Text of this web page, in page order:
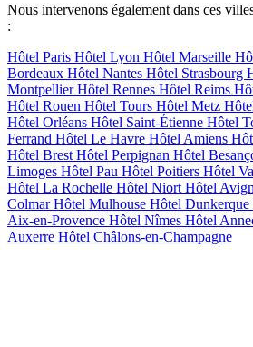
Nous intervenons également dans ces
:
Hôtel Paris Hôtel Lyon Hôtel Marseille
Bordeaux Hôtel Nantes Hôtel Strasbourg
MontpellierHôtel Rennes Hôtel Reims
Hôtel Rouen Hôtel Tours Hôtel Metz
Hôtel Orléans Hôtel Saint-Étienne Hôtel
Ferrand Hôtel Le Havre Hôtel Amiens
Hôtel Brest Hôtel Perpignan Hôtel
Limoges Hôtel Pau Hôtel Poitiers Hôtel
Hôtel La Rochelle Hôtel Niort Hôtel
ColmarHôtel Mulhouse Hôtel Dunkerque
Aix-en-Provence Hôtel Nîmes Hôtel
Auxerre Hôtel Châlons-en-Champagne